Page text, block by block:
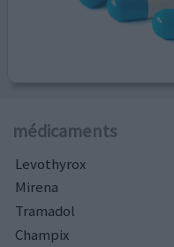
médicaments
Levothyrox
Mirena
Tramadol
Champix